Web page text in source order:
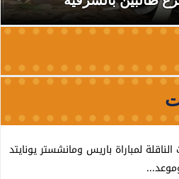
الناقلة لمباراة باريس ومانشستر يونايتد